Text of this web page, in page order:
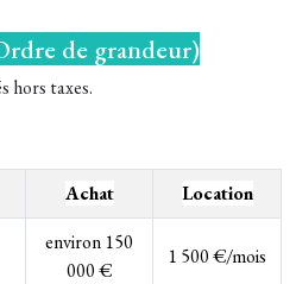
de grandeur)
hors taxes.
Achat Location
environ 150
000 €
1 500 €/mois